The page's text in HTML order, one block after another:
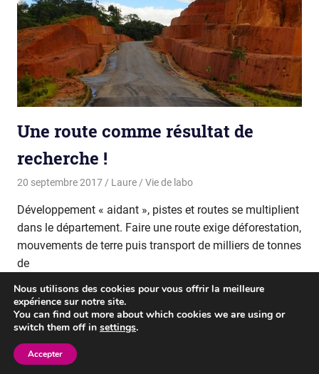
Une route comme résultat de
recherche !
20 septembre 2017 Laure Vie de labo
Développement « aidant », pistes et routes se multiplient
dans le département. Faire une route exige déforestation,
mouvements de terre puis transport de milliers de tonnes
de
READ MORE
WordPress Theme: Gridbox by ThemeZee.
Nous utilisons des cookies pour vous offrir la meilleure
expérience sur notre site.
You can find out more about which cookies we are using or
switch them off in settings.
Accepter